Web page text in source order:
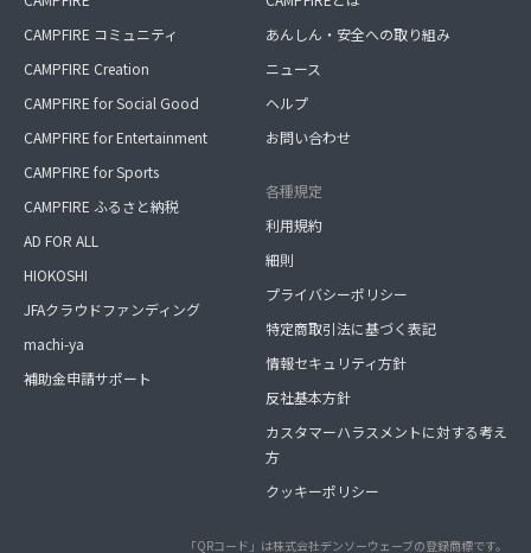
CAMPFIRE コミュニティ
CAMPFIRE Creation
CAMPFIRE for Social Good
CAMPFIRE for Entertainment
CAMPFIRE for Sports
CAMPFIRE ふるさと納税
AD FOR ALL
HIOKOSHI
JFAクラウドファンディング
machi-ya
補助金申請サポート
あんしん・安全への取り組み
ニュース
ヘルプ
お問い合わせ
各種規定
利用規約
細則
プライバシーポリシー
特定商取引法に基づく表記
情報セキュリティ方針
反社基本方針
カスタマーハラスメントに対する考え
方
クッキーポリシー
「QRコード」は株式会社デンソーウェーブの登録商標です。